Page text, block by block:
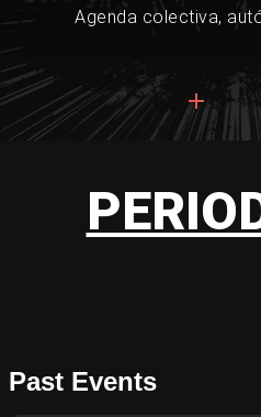
Agenda colectiva,
Past Events